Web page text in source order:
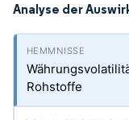
Analyse der
Rohstoffe